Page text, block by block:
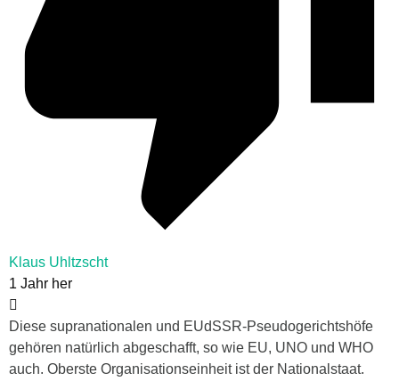
Klaus Uhltzscht
1 Jahr her
Diese supranationalen und EUdSSR-Pseudogerichtshöfe
gehören natürlich abgeschafft, so wie EU, UNO und WHO
auch. Oberste Organisationseinheit ist der Nationalstaat.